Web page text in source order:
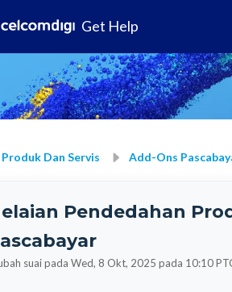
Get Help
Dan Servis Add-Ons
Pendedahan
suai pada Wed, 8 Okt, 2025 pada 10:10